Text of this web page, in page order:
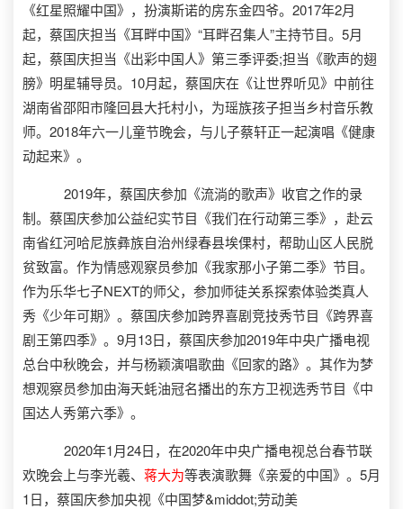
《红星照耀中国》，扮演斯诺的房东金四爷。2017年2月
起，蔡国庆担当《耳畔中国》“耳畔召集人”主持节目。5月
起，蔡国庆担当《出彩中国人》第三季评委;担当《歌声的翅
膀》明星辅导员。10月起，蔡国庆在《让世界听见》中前往
湖南省邵阳市隆回县大托村小，为瑶族孩子担当乡村音乐教
师。2018年六一儿童节晚会，与儿子蔡轩正一起演唱《健康
动起来》。
2019年，蔡国庆参加《流淌的歌声》收官之作的录
制。蔡国庆参加公益纪实节目《我们在行动第三季》，赴云
南省红河哈尼族彝族自治州绿春县埃倮村，帮助山区人民脱
贫致富。作为情感观察员参加《我家那小子第二季》节目。
作为乐华七子NEXT的师父，参加师徒关系探索体验类真人
秀《少年可期》。蔡国庆参加跨界喜剧竞技秀节目《跨界喜
剧王第四季》。9月13日，蔡国庆参加2019年中央广播电视
总台中秋晚会，并与杨颖演唱歌曲《回家的路》。其作为梦
想观察员参加由海天蚝油冠名播出的东方卫视选秀节目《中
国达人秀第六季》。
2020年1月24日，在2020年中央广播电视总台春节联
欢晚会上与李光羲、 蒋大为等表演歌舞《亲爱的中国》。5月
1日，蔡国庆参加央视《中国梦&middot;劳动美